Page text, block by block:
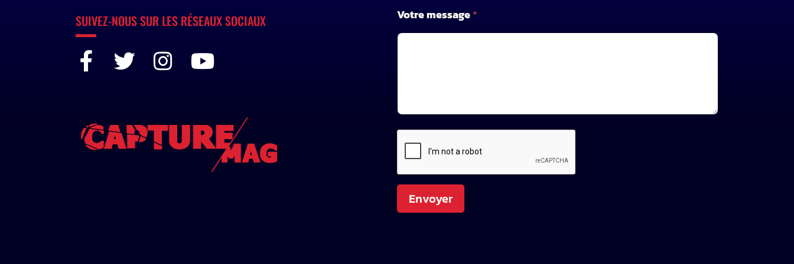
SUIVEZ-NOUS SUR LES RÉSEAUX SOCIAUX Votre message*
Envoyer